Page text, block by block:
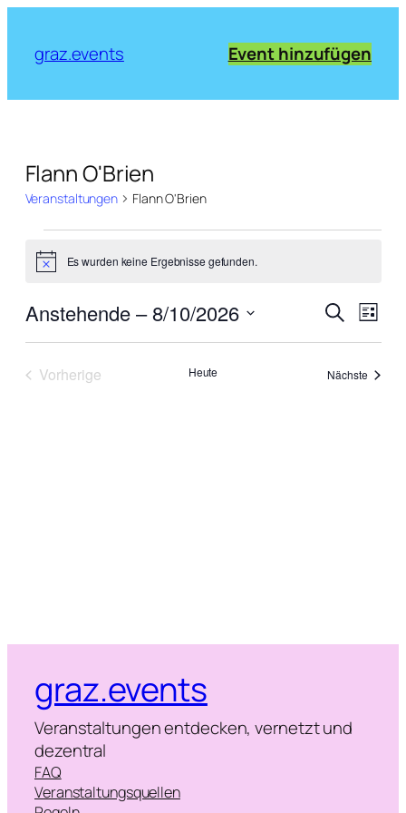
graz.events Event hinzufügen
Flann O'Brien
Veranstaltungen Flann O'Brien
Veranstaltungen
Notice Es wurden keine Ergebnisse gefunden.
Suche
und
SucheListe
Anstehende – 8/10/2026
Datum
Vorherige
Heute Nächste
graz.events
Veranstaltungen entdecken, vernetzt und
dezentral
FAQ
Veranstaltungsquellen